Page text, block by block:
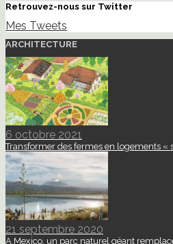
Retrouvez-nous sur Twitter
Mes Tweets
ARCHITECTURE
6 octobre 2021
Transformer des fermes en logements «
21 septembre 2020
A Mexico, un parc naturel géant